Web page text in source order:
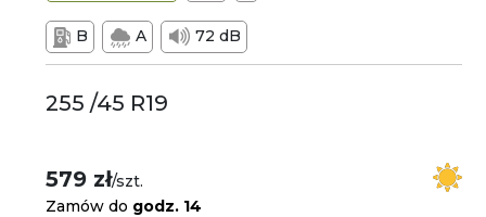
B A 72 dB
255 /45 R19
579 zł/szt.
Zamów do godz. 14